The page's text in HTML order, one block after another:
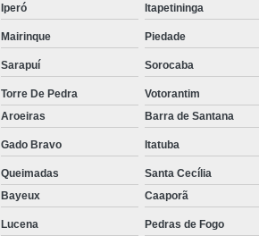
Iperó Itapetininga
Mairinque Piedade
Sarapuí Sorocaba
Torre De Pedra
Votorantim
Aroeiras Barra de Santana
Gado Bravo Itatuba
Queimadas Santa Cecília
Bayeux Caaporã
Lucena Pedras de Fogo